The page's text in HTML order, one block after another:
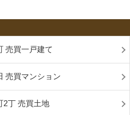
売買一戸建て
売買マンション
2丁 売買土地